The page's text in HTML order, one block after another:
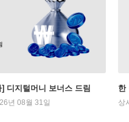
디지털머니 보너스 드림
년 08월 31일
한
상